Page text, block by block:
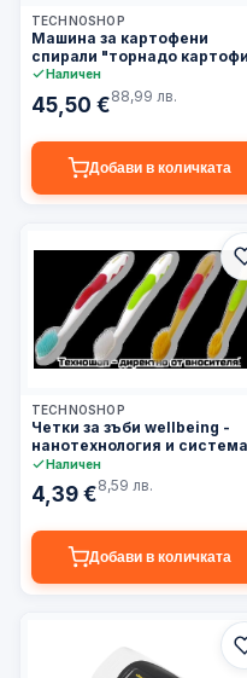
3–5 дни
TECHNOSHOP
Машина за картофени
спирали "торнадо
хрупкави картофени
- "картоф на шиш"
Наличен
45,50 €88,99 лв.
Добави в количката
3–5 дни
TECHNOSHOP
Четки за зъби wellbeing -
нанотехнология и
два вида влакна
Наличен
4,39 €8,59 лв.
Добави в количката